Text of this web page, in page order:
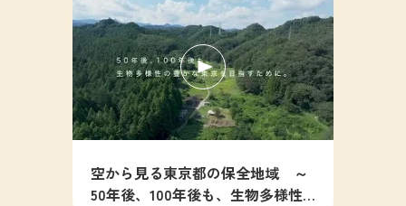
空から見る東京都の保全地域 ～
50年後、100年後も、生物多様性